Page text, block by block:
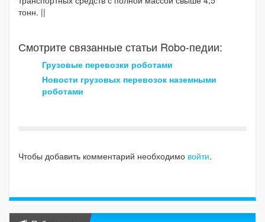
тонн. ||
Смотрите связанные статьи Robo-педии:
Грузовые перевозки роботами
Новости грузовых перевозок наземными
роботами
Чтобы добавить комментарий необходимо войти.